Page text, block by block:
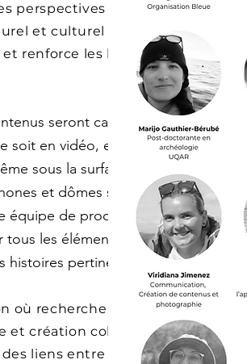
perspectives sur le
et culturel
renforce les liens
seront captés à
soit en vidéo, en son, en
sous la surface avec
et dômes sous-
équipe de production
tous les éléments pour
histoires pertinentes.
où recherche
et création cohabitent
liens entre les